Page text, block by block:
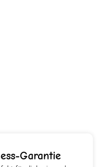
Garantie